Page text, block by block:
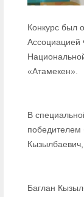
Конкурс был
Ассоциацией
«Атамекен».
В
победителем
Баглан